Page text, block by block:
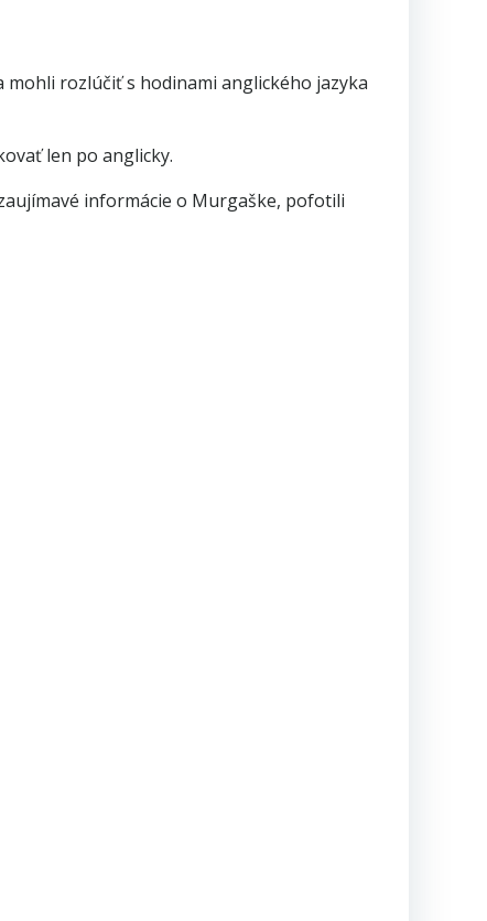
rozlúčiť s hodinami anglického jazyka
len po anglicky.
informácie o Murgaške, pofotili